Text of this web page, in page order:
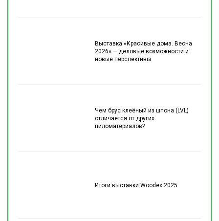
Выставка «Красивые дома. Весна
2026» — деловые возможности и
новые перспективы
Чем брус клеёный из шпона (LVL)
отличается от других
пиломатериалов?
Итоги выставки Woodex 2025